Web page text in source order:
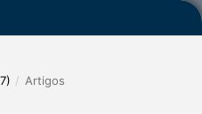
/ Artigos